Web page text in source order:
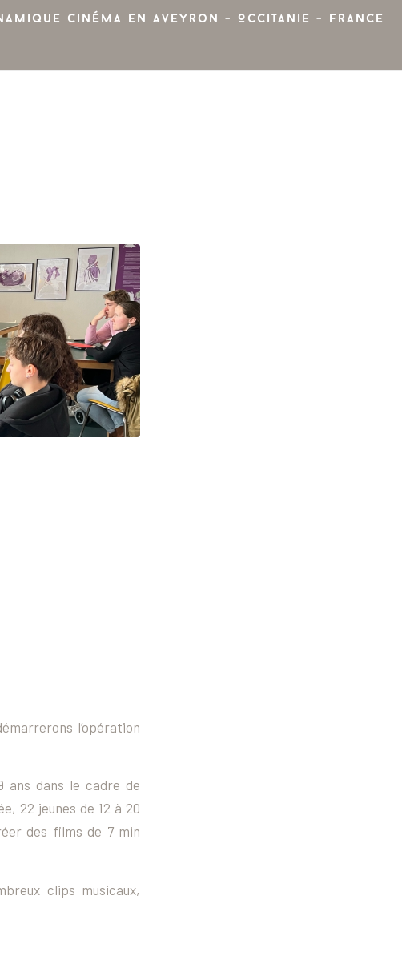
cinéma en Aveyron - Occitanie - France
l’opération
ans dans le cadre de
22 jeunes de 12 à 20
des films de 7 min
clips musicaux,